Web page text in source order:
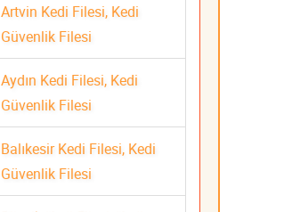
Artvin Kedi Filesi, Kedi
Güvenlik Filesi
Aydın Kedi Filesi, Kedi
Güvenlik Filesi
Balıkesir Kedi Filesi, Kedi
Güvenlik Filesi